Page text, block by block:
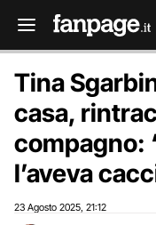
Tina
casa,
compagno:
l’aveva
23 Agosto 2025 21:12